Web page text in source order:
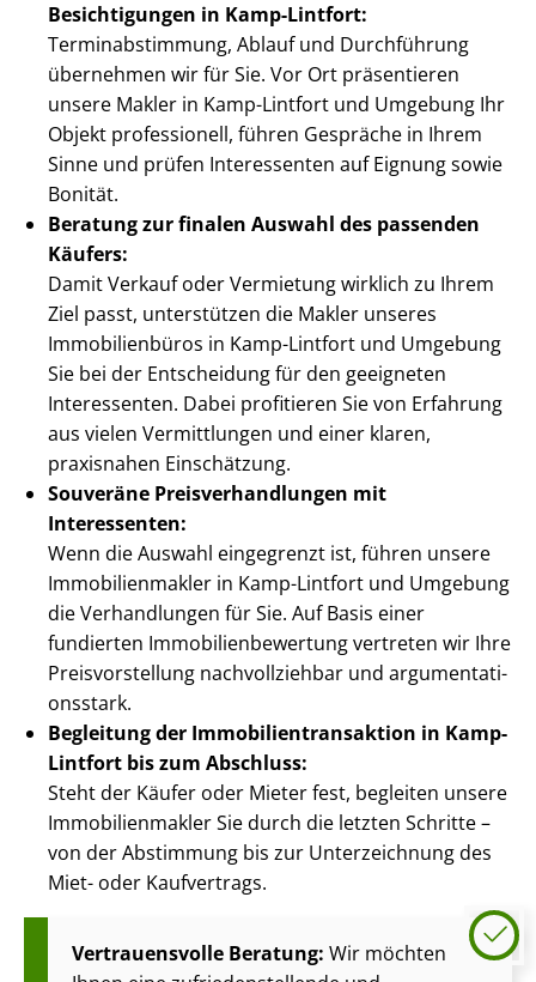
Besichtigungen in Kamp-Lintfort:
Ter­min­ab­stim­mung, Ablauf und Durchführung
übernehmen wir für Sie. Vor Ort präsentieren
unsere Makler in Kamp-Lintfort und Umgebung Ihr
Objekt professionell, führen Gespräche in Ihrem
Sinne und prüfen Interessenten auf Eignung sowie
Bonität.
Beratung zur finalen Auswahl des passenden
Käufers:
Damit Verkauf oder Vermietung wirklich zu Ihrem
Ziel passt, unterstützen die Makler unseres
Immobilienbüros in Kamp-Lintfort und Umgebung
Sie bei der Entscheidung für den geeigneten
Interessenten. Dabei profitieren Sie von Erfahrung
aus vielen Vermittlungen und einer klaren,
praxisnahen Einschätzung.
Souveräne Preis­ver­hand­lun­gen mit
Interessenten:
Wenn die Auswahl eingegrenzt ist, führen unsere
Im­mo­bi­li­en­mak­ler in Kamp-Lintfort und Umgebung
die Verhandlungen für Sie. Auf Basis einer
fundierten Im­mo­bi­li­en­be­wer­tung vertreten wir Ihre
Preis­vor­stel­lung nachvollziehbar und ar­gu­men­ta­ti­
ons­stark.
Begleitung der Im­mo­bi­li­en­trans­ak­ti­on in Kamp-
Lintfort bis zum Abschluss:
Steht der Käufer oder Mieter fest, begleiten unsere
Im­mo­bi­li­en­mak­ler Sie durch die letzten Schritte –
von der Abstimmung bis zur Unterzeichnung des
Miet- oder Kaufvertrags.
Vertrauensvolle Beratung: Wir möchten